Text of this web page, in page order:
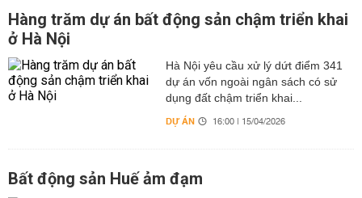
Hàng trăm dự án bất động sản chậm triển khai
ở Hà Nội
Hà Nội yêu cầu xử lý dứt điểm 341
dự án vốn ngoài ngân sách có sử
dụng đất chậm triển khai...
DỰ ÁN 16:00 | 15/04/2026
Bất động sản Huế ảm đạm